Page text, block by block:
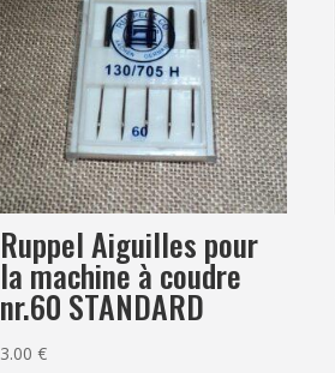
Ruppel Aiguilles pour
la machine à coudre
nr.60 STANDARD
3.00€